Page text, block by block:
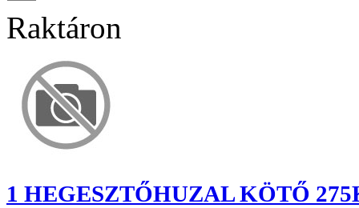
Raktáron
1 HEGESZTŐHUZAL KÖTŐ